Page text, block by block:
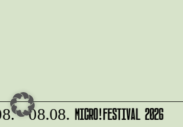
- 08.08.MICRO!FESTIVAL 2026